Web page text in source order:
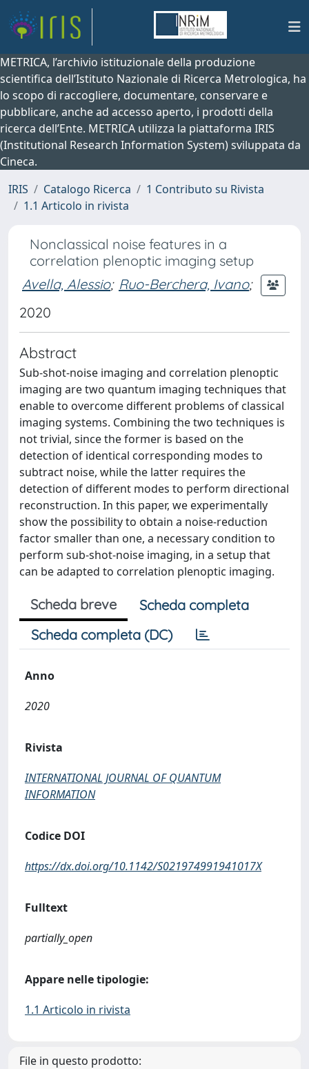
METRICA, l’archivio istituzionale della produzione
scientifica dell’Istituto Nazionale di Ricerca Metrologica, ha
lo scopo di raccogliere, documentare, conservare e
pubblicare, anche ad accesso aperto, i prodotti della
ricerca dell’Ente. METRICA utilizza la piattaforma IRIS
(Institutional Research Information System) sviluppata da
Cineca.
IRIS
Catalogo Ricerca
1 Contributo su Rivista
1.1 Articolo in rivista
Nonclassical noise features in a
correlation plenoptic imaging setup
Avella, Alessio; Ruo-Berchera, Ivano;
2020
Abstract
Sub-shot-noise imaging and correlation plenoptic
imaging are two quantum imaging techniques that
enable to overcome different problems of classical
imaging systems. Combining the two techniques is
not trivial, since the former is based on the
detection of identical corresponding modes to
subtract noise, while the latter requires the
detection of different modes to perform directional
reconstruction. In this paper, we experimentally
show the possibility to obtain a noise-reduction
factor smaller than one, a necessary condition to
perform sub-shot-noise imaging, in a setup that
can be adapted to correlation plenoptic imaging.
Scheda breve
Scheda completa
Scheda completa (DC)
Anno
2020
Rivista
INTERNATIONAL JOURNAL OF QUANTUM
INFORMATION
Codice DOI
https://dx.doi.org/10.1142/S021974991941017X
Fulltext
partially_open
Appare nelle tipologie:
1.1 Articolo in rivista
File in questo prodotto: